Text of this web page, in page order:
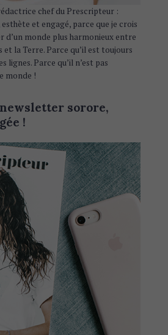
chef du Prescripteur :
et engagé, parce que je crois
d’un monde plus harmonieux entre
et la Terre. Parce qu’il est toujours
lignes. Parce qu’il n’est pas
monde !
sorore,
!